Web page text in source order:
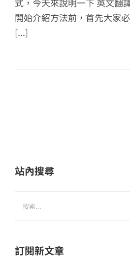
開始介紹方法前，首先大家
[...]
站內搜尋
訂閱新文章